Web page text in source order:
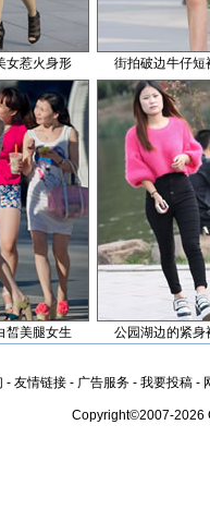
女惹火身形 街拍破边牛仔短
皙美腿女生 公园湖边的紧身
- 友情链接 - 广告服务 - 我要投稿 -
Copyright©2007-2026